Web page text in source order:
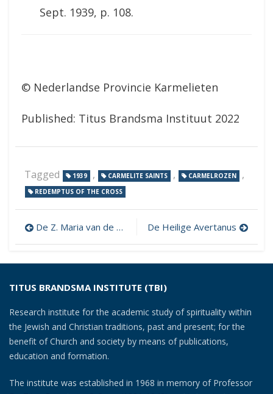
Sept. 1939, p. 108.
© Nederlandse Provincie Karmelieten
Published: Titus Brandsma Instituut 2022
Tagged 1939 , CARMELITE SAINTS , CARMELROZEN ,
REDEMPTUS OF THE CROSS
Post
navigation
De Z. Maria van de Menschwording De Heilige Avertanus
TITUS BRANDSMA INSTITUTE (TBI)
Research institute for the academic study of spirituality within
the Jewish and Christian traditions, past and present; for the
benefit of Church and society by means of publications,
education and formation.
The institute was established in 1968 in memory of Professor